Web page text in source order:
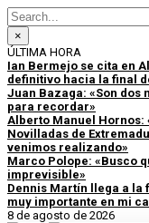
×
ÚLTIMA HORA
Ian Bermejo se cita en
definitivo hacia la final
Juan Bazaga: «Son dos
para recordar»
Alberto Manuel Hornos:
Novilladas de
venimos realizando»
Marco Polope: «Busco
imprevisible»
Dennis Martín llega a la
muy importante en mi
8 de agosto de 2026